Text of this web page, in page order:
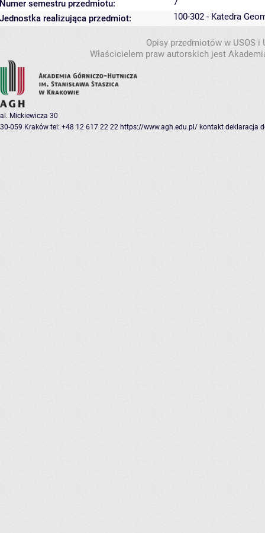
Numer semestru przedmiotu:
Jednostka realizująca przedmiot:
100-302 - Katedra
Opisy przedmiotów w USOS
Właścicielem praw autorskich jest
al. Mickiewicza 30
30-059 Kraków tel: +48 12 617 22 22 https://www.agh.edu.pl/ kontakt deklaracja